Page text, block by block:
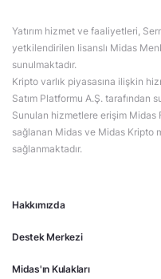
Hakkımızda
Destek Merkezi
Midas'ın Kulakları
Yatırım hizmet ve faaliyetleri,
yetkilendirilen lisanslı Midas
sunulmaktadır.
Kripto varlık piyasasına ilişkin
Satım Platformu A.Ş. tarafından
Sunulan hizmetlere erişim Midas
sağlanan Midas ve Midas Kripto
sağlanmaktadır.